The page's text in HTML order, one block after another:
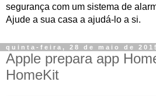
segurança com um sistema de
Ajude a sua casa a ajudá-lo a si.
quinta-feira, 28 de maio de
Apple prepara app
HomeKit